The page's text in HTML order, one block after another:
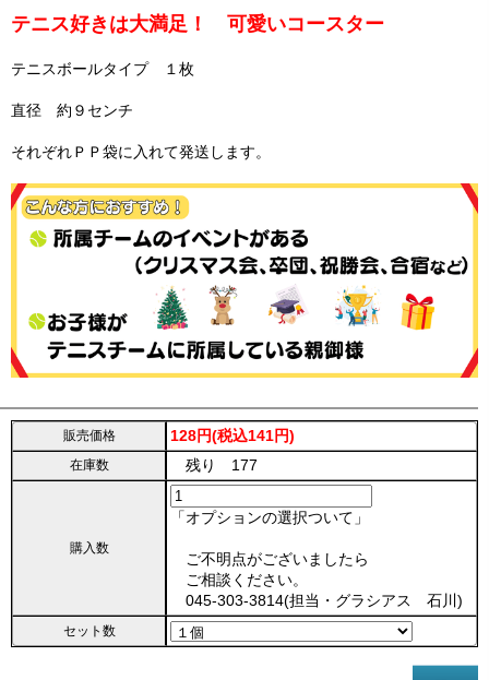
テニス好きは大満足！ 可愛いコースター
テニスボールタイプ １枚
直径 約９センチ
それぞれＰＰ袋に入れて発送します。
販売価格 128円(税込141円)
在庫数 残り 177
購入数
「オプションの選択ついて」
ご不明点がございましたら
ご相談ください。
045-303-3814(担当・グラシアス 石川)
セット数